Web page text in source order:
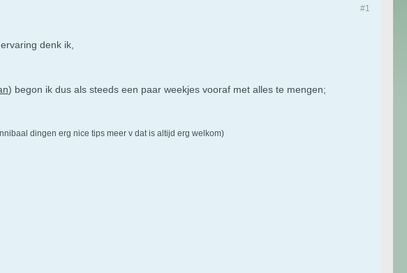
#1
denk ik,
) begon ik dus als steeds een paar weekjes vooraf met alles te mengen;
dingen erg nice tips meer v dat is altijd erg welkom)